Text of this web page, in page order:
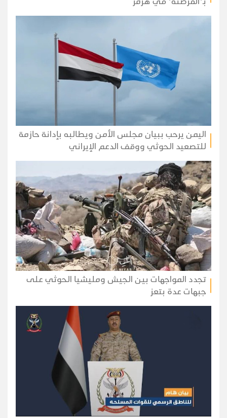
اليمن يرحب ببيان مجلس الأمن ويطالبه بإدانة حازمة
للتصعيد الحوثي ووقف الدعم الإيراني
تجدد المواجهات بين الجيش ومليشيا الحوثي على
جبهات عدة بتعز